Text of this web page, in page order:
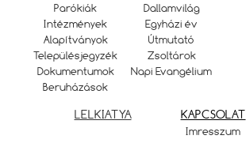
Parókiák
Intézmények
Alapítványok
Településjegyzék
Dokumentumok
Beruházások
Dallamvilág
Egyházi év
Útmutató
Zsoltárok
Napi Evangélium
LELKIATYA KAPCSOLAT
Imresszum